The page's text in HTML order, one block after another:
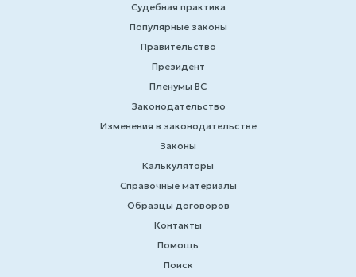
Судебная практика
Популярные законы
Правительство
Президент
Пленумы ВС
Законодательство
Изменения в законодательстве
Законы
Калькуляторы
Справочные материалы
Образцы договоров
Контакты
Помощь
Поиск